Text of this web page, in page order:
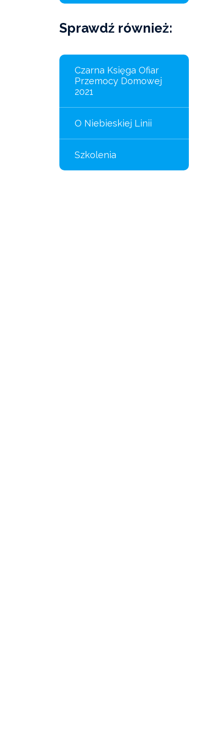
Sprawdź również:
Czarna Księga Ofiar
Przemocy Domowej
2021
O Niebieskiej Linii
Szkolenia